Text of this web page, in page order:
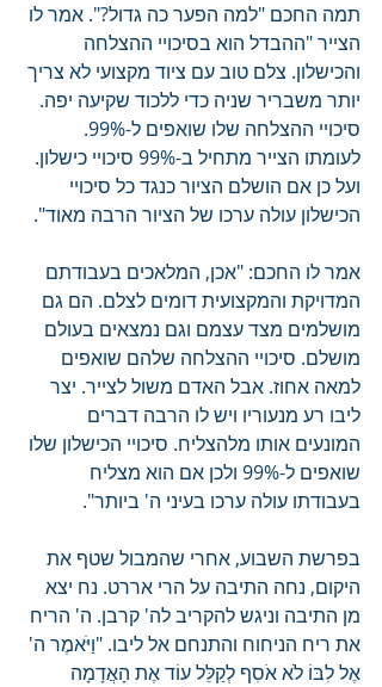
תמה החכם "למה הפער כה גדול?". אמר לו
הצייר "ההבדל הוא בסיכויי ההצלחה
והכישלון. צלם טוב עם ציוד מקצועי לא צריך
יותר משבריר שניה כדי ללכוד שקיעה יפה.
סיכויי ההצלחה שלו שואפים ל-99%.
לעומתו הצייר מתחיל ב-99% סיכויי כישלון.
ועל כן אם הושלם הציור כנגד כל סיכויי
הכישלון עולה ערכו של הציור הרבה מאוד".
אמר לו החכם: "אכן, המלאכים בעבודתם
המדויקת והמקצועית דומים לצלם. הם גם
מושלמים מצד עצמם וגם נמצאים בעולם
מושלם. סיכויי ההצלחה שלהם שואפים
למאה אחוז. אבל האדם משול לצייר. יצר
ליבו רע מנעוריו ויש לו הרבה דברים
המונעים אותו מלהצליח. סיכויי הכישלון שלו
שואפים ל-99% ולכן אם הוא מצליח
בעבודתו עולה ערכו בעיני ה' ביותר".
בפרשת השבוע, אחרי שהמבול שטף את
היקום, נחה התיבה על הרי אררט. נח יצא
מן התיבה וניגש להקריב לה' קרבן. ה' הריח
את ריח הניחוח והתנחם אל ליבו. "וַיֹּאמֶר ה'
אֶל לִבּוֹ לֹא אֹסִף לְקַלֵּל עוֹד אֶת הָאֲדָמָה